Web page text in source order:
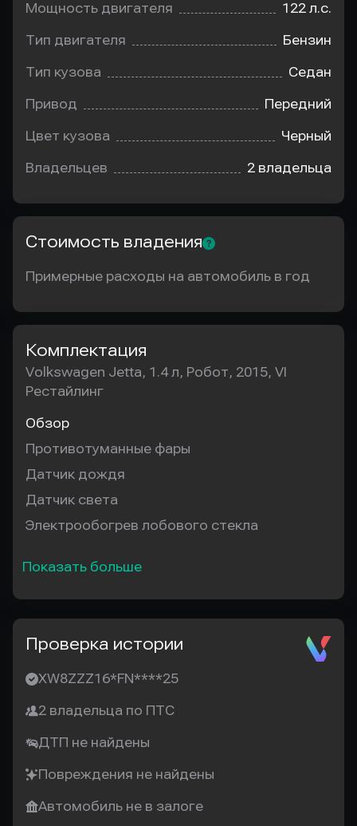
Мощность двигателя 122 л.с.
Тип двигателя Бензин
Тип кузова Седан
Привод Передний
Цвет кузова Черный
Владельцев 2 владельца
Стоимость владения
Примерные расходы на автомобиль в год
Комплектация
Volkswagen Jetta, 1.4 л, Робот, 2015, VI
Рестайлинг
Обзор
Противотуманные фары
Датчик дождя
Датчик света
Электрообогрев лобового стекла
Показать больше
Проверка истории
XW8ZZZ16*FN****25
2 владельца по ПТС
ДТП не найдены
Повреждения не найдены
Автомобиль не в залоге